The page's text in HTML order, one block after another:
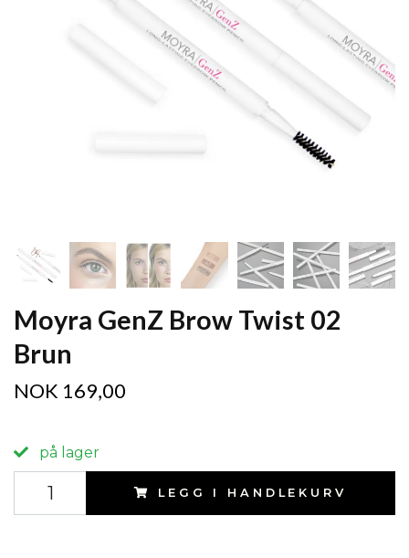
Moyra GenZ Brow Twist 02
Brun
NOK 169,00
på lager
LEGG I HANDLEKURV